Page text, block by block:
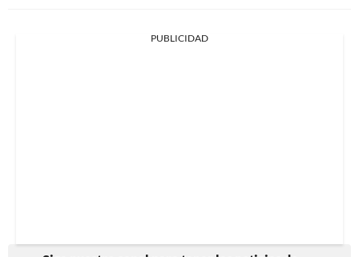
PUBLICIDAD